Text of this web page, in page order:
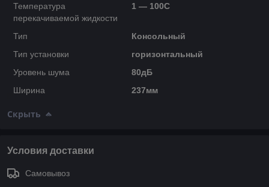
Температура
перекачиваемой жидкости
1 — 100C
Тип
Консольный
Тип установки
горизонтальный
Уровень шума
80дБ
Ширина
237мм
Скрыть
Условия доставки
Самовывоз